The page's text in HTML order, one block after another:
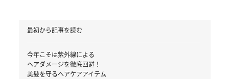
最初から記事を読む
今年こそは紫外線による
ヘアダメージを徹底回避！
美髪を守るヘアケアアイテム